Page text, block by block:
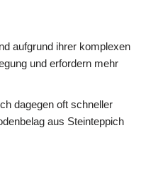
aufgrund ihrer komplexen
und erfordern mehr
dagegen oft schneller
aus Steinteppich